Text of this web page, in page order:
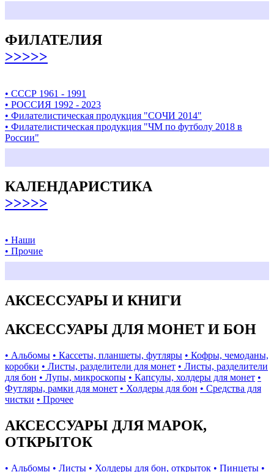
ФИЛАТЕЛИЯ
>>>>>
• СССР 1961 - 1991
• РОССИЯ 1992 - 2023
• Филателистическая продукция "СОЧИ 2014"
• Филателистическая продукция "ЧМ по футболу 2018 в
России"
КАЛЕНДАРИСТИКА
>>>>>
• Наши
• Прочие
АКСЕССУАРЫ И КНИГИ
АКСЕССУАРЫ ДЛЯ МОНЕТ И БОН
• Альбомы • Кассеты, планшеты, футляры • Кофры, чемоданы,
коробки • Листы, разделители для монет • Листы, разделители
для бон • Лупы, микроскопы • Капсулы, холдеры для монет •
Футляры, рамки для монет • Холдеры для бон • Средства для
чистки • Прочее
АКСЕССУАРЫ ДЛЯ МАРОК,
ОТКРЫТОК
• Альбомы • Листы • Холдеры для бон, открыток • Пинцеты •